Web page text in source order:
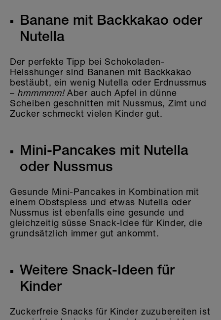
Banane mit Backkakao oder
Nutella
Der perfekte Tipp bei Schokoladen-
Heisshunger sind Bananen mit Backkakao
bestäubt, ein wenig Nutella oder Erdnussmus
– hmmmmm!Aber auch Apfel in dünne
Scheiben geschnitten mit Nussmus, Zimt und
Zucker schmeckt vielen Kinder gut.
Mini-Pancakes mit Nutella
oder Nussmus
Gesunde Mini-Pancakes in Kombination mit
einem Obstspiess und etwas Nutella oder
Nussmus ist ebenfalls eine gesunde und
gleichzeitig süsse Snack-Idee für Kinder, die
grundsätzlich immer gut ankommt.
Weitere Snack-Ideen für
Kinder
Zuckerfreie Snacks für Kinder zuzubereiten ist